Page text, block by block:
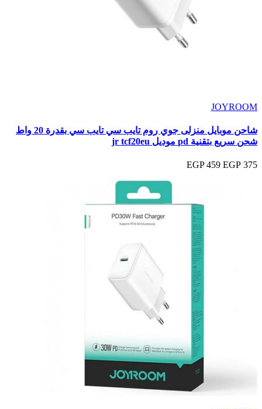
JOYROOM
شاحن موبايل منزلى جوي روم تايب سي تايب سي بقدرة 20 واط
شحن سريع بتقنية pd موديل jr tcf20eu
375 EGP
459 EGP